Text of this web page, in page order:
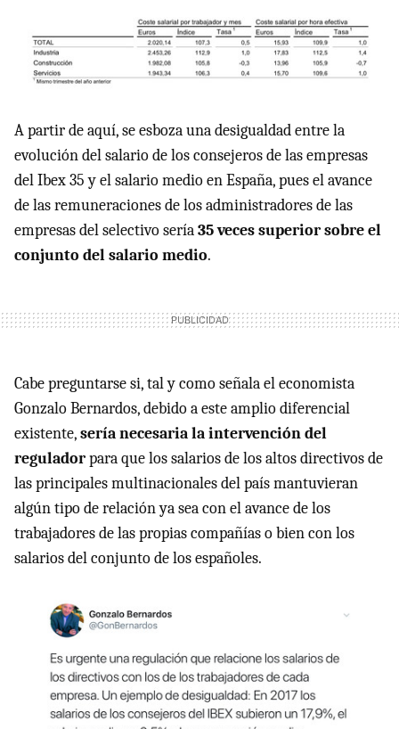
A partir de aquí, se esboza una desigualdad entre la
evolución del salario de los consejeros de las empresas
del Ibex 35 y el salario medio en España, pues el avance
de las remuneraciones de los administradores de las
empresas del selectivo sería35 veces superior sobre el
conjunto del salario medio.
Cabe preguntarse si, tal y como señala el economista
Gonzalo Bernardos, debido a este amplio diferencial
existente,sería necesaria la intervención del
reguladorpara que los salarios de los altos directivos de
las principales multinacionales del país mantuvieran
algún tipo de relación ya sea con el avance de los
trabajadores de las propias compañías o bien con los
salarios del conjunto de los españoles.